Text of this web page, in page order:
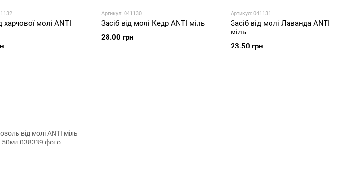
харчової молі ANTI
Артикул: 041130
Засіб від молі Кедр ANTI міль
28.00 грн
Артикул: 041131
Засіб від молі Лаванда ANTI
міль
23.50 грн